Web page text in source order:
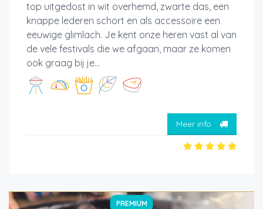
top uitgedost in wit overhemd, zwarte das, een
knappe lederen schort en als accessoire een
eeuwige glimlach. Je kent onze heren vast al van
de vele festivals die we afgaan, maar ze komen
ook graag bij je...
Meer info
PREMIUM